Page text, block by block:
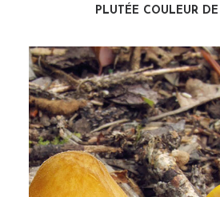
PLUTÉE COULEUR